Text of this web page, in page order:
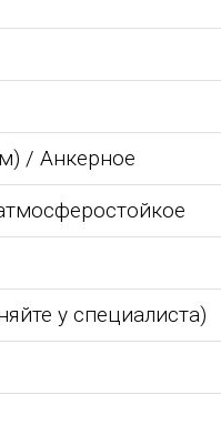
Группе компаний
Детское игровое
/ Анкерное
у специалиста)